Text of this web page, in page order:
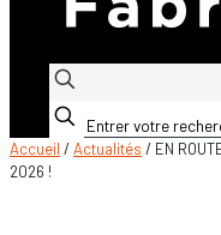
Accueil /Actualités / EN
2026 !